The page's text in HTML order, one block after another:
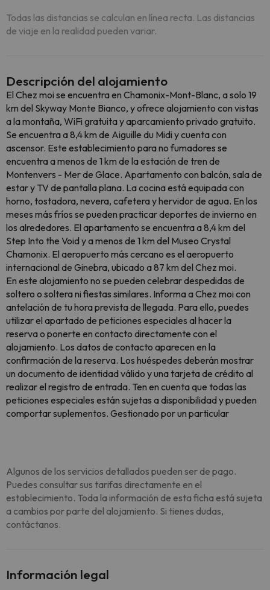
Todas las distancias se calculan en línea recta. Las distancias
de viaje en la realidad pueden variar.
Descripción del alojamiento
El Chez moi se encuentra en Chamonix-Mont-Blanc, a solo 19
km del Skyway Monte Bianco, y ofrece alojamiento con vistas
a la montaña, WiFi gratuita y aparcamiento privado gratuito.
Se encuentra a 8,4 km de Aiguille du Midi y cuenta con
ascensor. Este establecimiento para no fumadores se
encuentra a menos de 1 km de la estación de tren de
Montenvers - Mer de Glace. Apartamento con balcón, sala de
estar y TV de pantalla plana. La cocina está equipada con
horno, tostadora, nevera, cafetera y hervidor de agua. En los
meses más fríos se pueden practicar deportes de invierno en
los alrededores. El apartamento se encuentra a 8,4 km del
Step Into the Void y a menos de 1 km del Museo Crystal
Chamonix. El aeropuerto más cercano es el aeropuerto
internacional de Ginebra, ubicado a 87 km del Chez moi.
En este alojamiento no se pueden celebrar despedidas de
soltero o soltera ni fiestas similares. Informa a Chez moi con
antelación de tu hora prevista de llegada. Para ello, puedes
utilizar el apartado de peticiones especiales al hacer la
reserva o ponerte en contacto directamente con el
alojamiento. Los datos de contacto aparecen en la
confirmación de la reserva. Los huéspedes deberán mostrar
un documento de identidad válido y una tarjeta de crédito al
realizar el registro de entrada. Ten en cuenta que todas las
peticiones especiales están sujetas a disponibilidad y pueden
comportar suplementos. Gestionado por un particular
Algunos de los servicios detallados pueden ser de pago.
Puedes consultar sus tarifas directamente en el
establecimiento. Toda la información de esta ficha está sujeta
a cambios por parte del alojamiento. Si tienes dudas,
contáctanos.
Información legal